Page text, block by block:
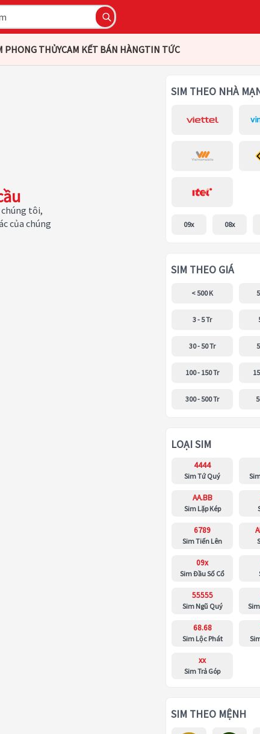
PHONG THỦYCAM KẾT BÁN HÀNGTIN TỨC
tôi,
của chúng
SIM THEO NHÀ
09x 08x
SIM THEO GIÁ
< 500 K
3 - 5 Tr
30 - 50 Tr
100 - 150 Tr
300 - 500 Tr
LOẠI SIM
4444
Sim Tứ Quý
AA.BB
Sim Lặp Kép
6789
Sim Tiến Lên
09x
Sim Đầu Số Cổ
55555
Sim Ngũ Quý
68.68
Sim Lộc Phát
xx
Sim Trả Góp
SIM THEO MỆNH